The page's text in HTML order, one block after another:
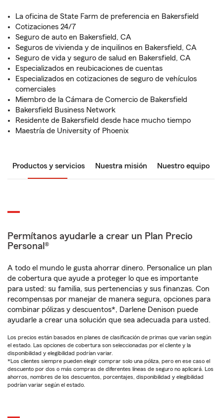
La oficina de State Farm de preferencia en Bakersfield
Cotizaciones 24/7
Seguro de auto en Bakersfield, CA
Seguros de vivienda y de inquilinos en Bakersfield, CA
Seguro de vida y seguro de salud en Bakersfield, CA
Especializados en reubicaciones de cuentas
Especializados en cotizaciones de seguro de vehículos
comerciales
Miembro de la Cámara de Comercio de Bakersfield
Bakersfield Business Network
Residente de Bakersfield desde hace mucho tiempo
Maestría de University of Phoenix
Productos y servicios Nuestra misión Nuestro equipo
Permítanos ayudarle a crear un Plan Precio
Personal®
A todo el mundo le gusta ahorrar dinero. Personalice un plan
de cobertura que ayude a proteger lo que es importante
para usted: su familia, sus pertenencias y sus finanzas. Con
recompensas por manejar de manera segura, opciones para
combinar pólizas y descuentos*, Darlene Denison puede
ayudarle a crear una solución que sea adecuada para usted.
Los precios están basados en planes de clasificación de primas que varían según
el estado. Las opciones de cobertura son seleccionadas por el cliente y la
disponibilidad y elegibilidad podrían variar.
*Los clientes siempre pueden elegir comprar solo una póliza, pero en ese caso el
descuento por dos o más compras de diferentes líneas de seguro no aplicará. Los
ahorros, nombres de los descuentos, porcentajes, disponibilidad y elegibilidad
podrían variar según el estado.